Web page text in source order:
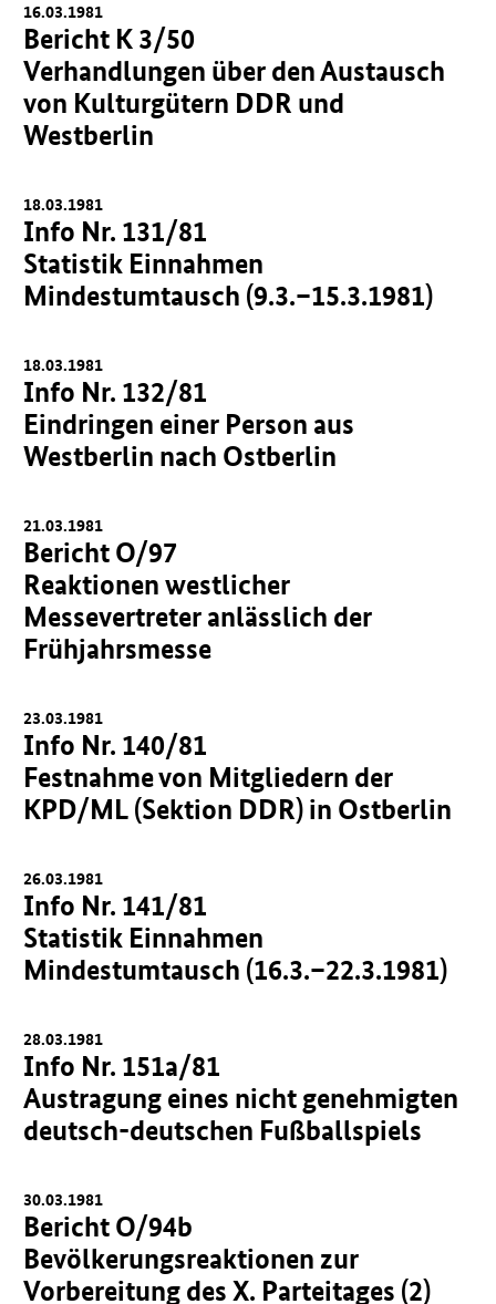
16.03.1981
Bericht K 3/50
Verhandlungen über den Austausch
von Kulturgütern DDR und
Westberlin
18.03.1981
Info Nr. 131/81
Statistik Einnahmen
Mindestumtausch (9.3.–15.3.1981)
18.03.1981
Info Nr. 132/81
Eindringen einer Person aus
Westberlin nach Ostberlin
21.03.1981
Bericht O/97
Reaktionen westlicher
Messevertreter anlässlich der
Frühjahrsmesse
23.03.1981
Info Nr. 140/81
Festnahme von Mitgliedern der
KPD/ML (Sektion DDR) in Ostberlin
26.03.1981
Info Nr. 141/81
Statistik Einnahmen
Mindestumtausch (16.3.–22.3.1981)
28.03.1981
Info Nr. 151a/81
Austragung eines nicht genehmigten
deutsch-deutschen Fußballspiels
30.03.1981
Bericht O/94b
Bevölkerungsreaktionen zur
Vorbereitung des X. Parteitages (2)